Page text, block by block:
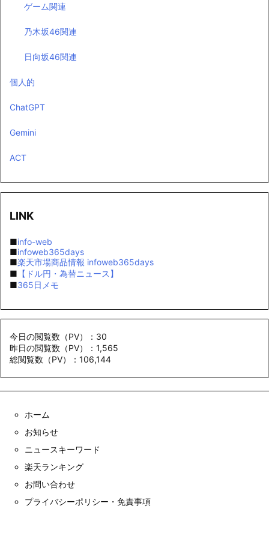
ゲーム関連
乃木坂46関連
日向坂46関連
個人的
ChatGPT
Gemini
ACT
LINK
■info-web
■infoweb365days
■楽天市場商品情報 infoweb365days
■ 【ドル円・為替ニュース】
■365日メモ
今日の閲覧数（PV）：30
昨日の閲覧数（PV）：1,565
総閲覧数（PV）：106,144
ホーム
お知らせ
ニュースキーワード
楽天ランキング
お問い合わせ
プライバシーポリシー・免責事項